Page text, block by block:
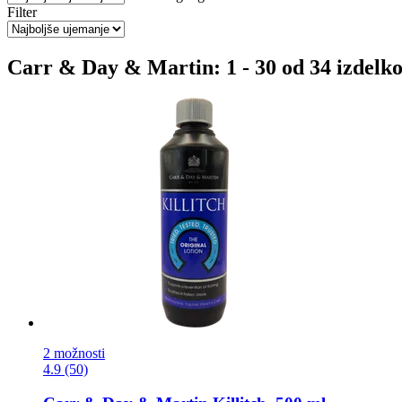
Filter
Carr & Day & Martin: 1 - 30 od 34
2 možnosti
4.9 (50)